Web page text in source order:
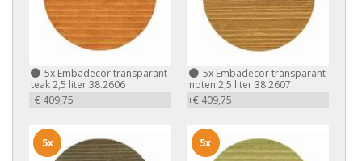
5x Embadecor transparant
teak 2,5 liter 38.2606
+€ 409,75
5xEmbadecor transparant
noten 2,5 liter 38.2607
+€ 409,75
5x 5x